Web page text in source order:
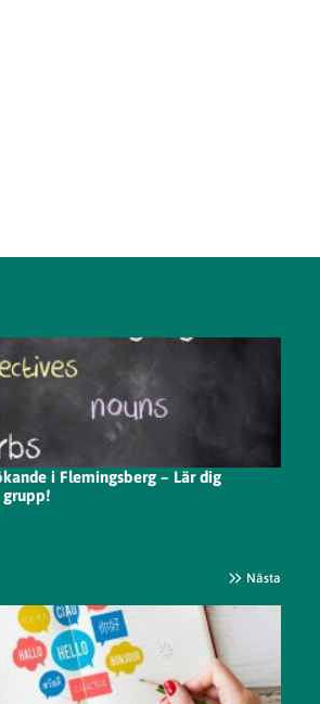
i Flemingsberg – Lär dig
grupp!
Nästa